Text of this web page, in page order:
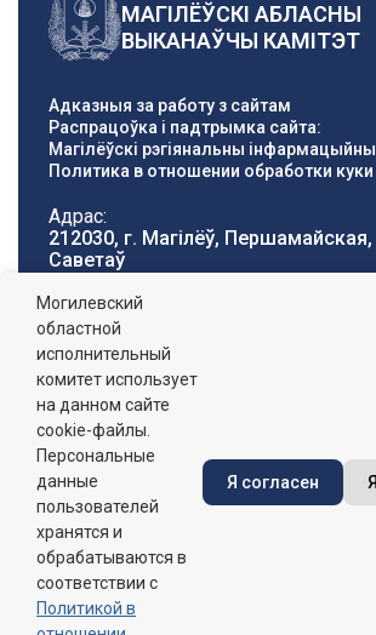
МАГІЛЁЎСКІ АБЛАСНЫ
ВЫКАНАЎЧЫ КАМІТЭТ
Адказныя за работу з сайтам
Распрацоўка і падтрымка сайта:
Магілёўскі рэгіянальны
Политика в отношении обработки куки
Адрас:
212030, г. Магілёў,
Саветаў
Тэлефон гарачай
лініі:
8 (0222) 71-32-55
Графік работы:
пн-пт: 8.00 - 17.00, сб-н: выхадны,
абедзенны перапынак: 13:00 - 14:00
Сайт зарэгістраваны ў
інфармацыйных рэсурсаў
Могилевский
областной
исполнительный
комитет использует
на данном сайте
cookie-файлы.
Персональные
данные
пользователей
хранятся и
обрабатываются в
соответствии с
Политикой в
Я согласен